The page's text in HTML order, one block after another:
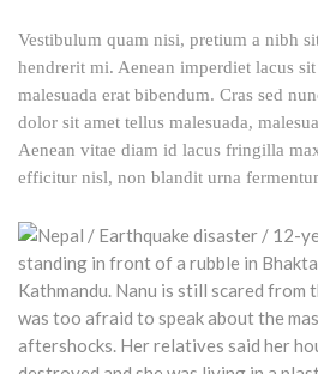
Vestibulum quam nisi, pretium a nibh
hendrerit mi. Aenean imperdiet lacus
malesuada erat bibendum. Cras sed
dolor sit amet tellus malesuada,
Aenean vitae diam id lacus fringilla
efficitur nisl, non blandit urna